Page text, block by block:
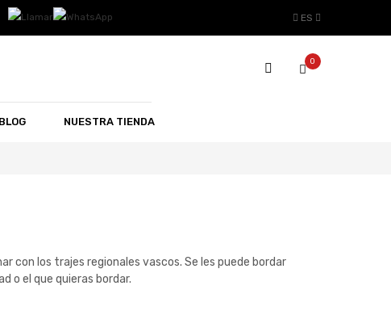
ES
0
BLOG NUESTRA TIENDA
con los trajes regionales vascos. Se les puede bordar
o el que quieras bordar.